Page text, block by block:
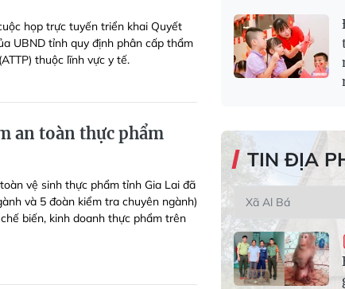
họp trực tuyến triển khai Quyết
UBND tỉnh quy định phân cấp thẩm
thuộc lĩnh vực y tế.
an toàn thực phẩm
vệ sinh thực phẩm tỉnh Gia Lai đã
và 5 đoàn kiểm tra chuyên ngành)
biến, kinh doanh thực phẩm trên
TIN ĐỊA